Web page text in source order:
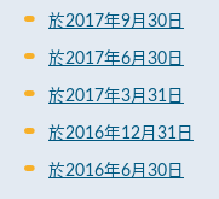
於2017年9月30日
於2017年6月30日
於2017年3月31日
於2016年12月31日
於2016年6月30日